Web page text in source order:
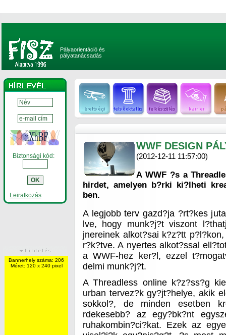
Pályaorientáció és
pályatanácsadás
Biztonsági kód:
Leiratkozás
Bannerhely száma: 206
Méret: 120 x 240 pixel
WWF DESIGN
(2012-12-11 11:57:00)
A WWF ?s a
hirdet, amelyen b?rki ki?lheti
ben.
A legjobb terv gazd?ja ?rt?kes
lve, hogy munk?j?t viszont
jnereinek alkot?sai k?z?tt
r?k?tve. A nyertes alkot?ssal
a WWF-hez ker?l, ezzel
delmi munk?j?t.
A Threadless online k?z?ss?g
urban tervez?k gy?jt?helye, akik
sokkol?, de minden esetben
rdekesebb? az egy?bk?nt
ruhakombin?ci?kat. Ezek az